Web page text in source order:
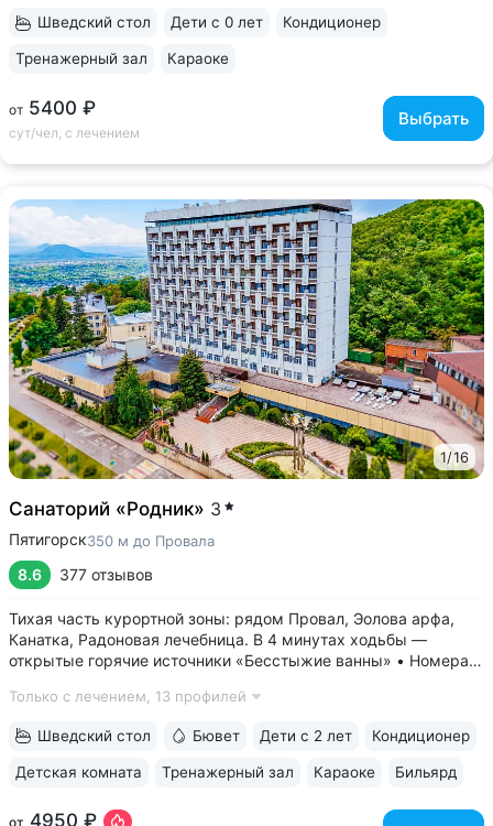
от 5400 ₽
сут/чел, с лечением
Выбрать
Шведский стол Дети с 0 лет Кондиционер
Тренажерный зал Караоке
1/16
Санаторий «Родник» 3
Пятигорск350 м до Провала
8.6 377 отзывов
Тихая часть курортной зоны: рядом Провал, Эолова арфа,
Канатка, Радоновая лечебница. В 4 минутах ходьбы —
открытые горячие источники «Бесстыжие ванны» • Номера
виден Эльбрус и Кавказский хребет. Есть номера с балконом
Только с лечением, 13 профилей
от 4950 ₽
Шведский стол Бювет Дети с 2 лет Кондиционер
Детская комната Тренажерный зал Караоке Бильярд